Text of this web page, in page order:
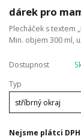
dárek pro
Plecháček s textem
Min. objem 300 ml,
Dostupnost
Typ
Nejsme plátci DPH